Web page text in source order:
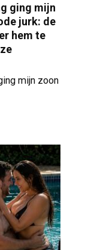
ging mijn
jurk: de
hem te
mijn zoon